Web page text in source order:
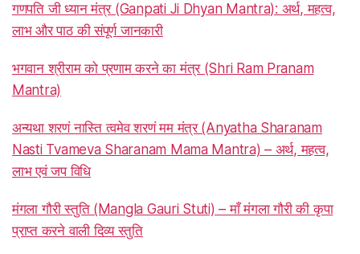
गणपति जी ध्यान मंत्र (Ganpati Ji Dhyan Mantra): अर्थ, महत्व,
लाभ और पाठ की संपूर्ण जानकारी
भगवान श्रीराम को प्रणाम करने का मंत्र (Shri Ram Pranam
Mantra)
अन्यथा शरणं नास्ति त्वमेव शरणं मम मंत्र (Anyatha Sharanam
Nasti Tvameva Sharanam Mama Mantra) – अर्थ, महत्व,
लाभ एवं जप विधि
मंगला गौरी स्तुति (Mangla Gauri Stuti) – माँ मंगला गौरी की कृपा
प्राप्त करने वाली दिव्य स्तुति